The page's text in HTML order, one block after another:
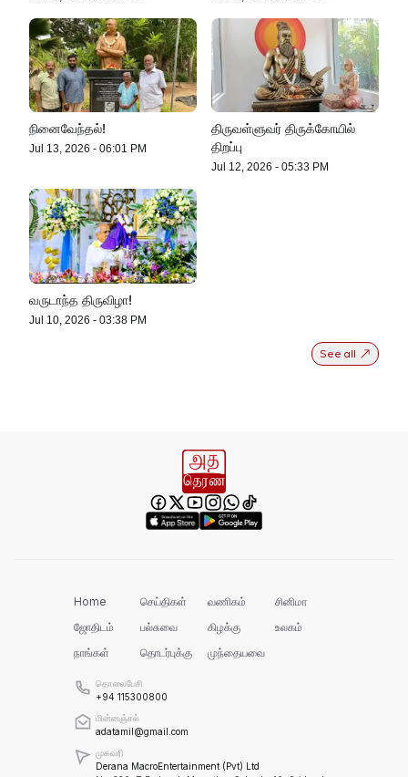
நினைவேந்தல்!
Jul 13, 2026 - 06:01 PM
திருவள்ளுவர் திருக்கோயில்
திறப்பு
Jul 12, 2026 - 05:33 PM
வருடாந்த திருவிழா!
Jul 10, 2026 - 03:38 PM
See all
Home செய்திகள் வணிகம்
சினிமா
ஜோதிடம்
பல்சுவை கிழக்கு
உலகம்
நாங்கள்
தொடர்புக்கு முந்தையவை
தொலைபேசி
+94 115300800
மின்னஞ்சல்
adatamil@gmail.com
முகவரி
Derana MacroEntertainment (Pvt) Ltd